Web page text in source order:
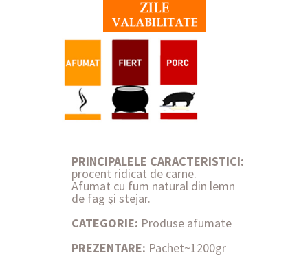
PRINCIPALELE CARACTERISTICI:
procent ridicat de carne.
Afumat cu fum natural din lemn
de fag și stejar.
CATEGORIE: Produse afumate
PREZENTARE: Pachet~1200gr